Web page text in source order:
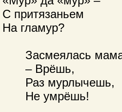
С притязаньем
На гламур?
Засмеялась
– Врёшь,
Раз мурлычешь,
Не умрёшь!